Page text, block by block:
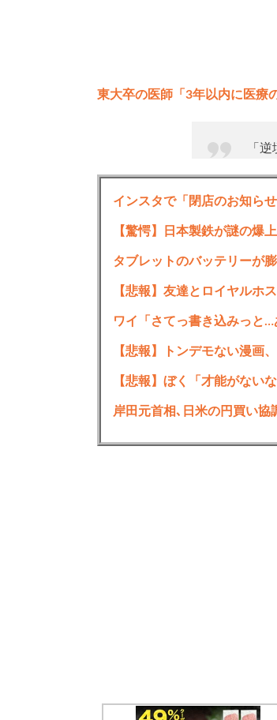
東大卒の医師「3年以内に医療
「
つく
ルソ
が
わっ
続きを読む
インスタで「閉店のお知ら
【驚愕】日本製鉄が謎の爆
タブレットのバッテリーが
【悲報】友達とロイヤルホ
ワイ「さてっ書き込みっと
【悲報】トンデモない漫画
【悲報】ぼく「才能がない